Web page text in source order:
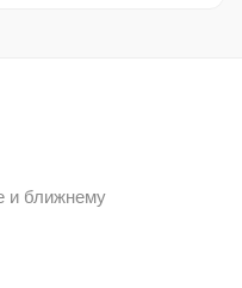
и ближнему